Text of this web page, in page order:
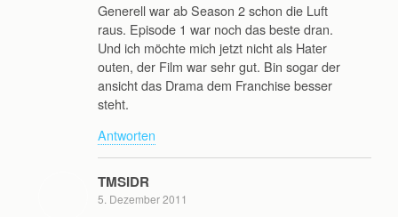
Generell war ab Season 2 schon die Luft
raus. Episode 1 war noch das beste dran.
Und ich möchte mich jetzt nicht als Hater
outen, der Film war sehr gut. Bin sogar der
ansicht das Drama dem Franchise besser
steht.
Antworten
TMSIDR
5. Dezember 2011